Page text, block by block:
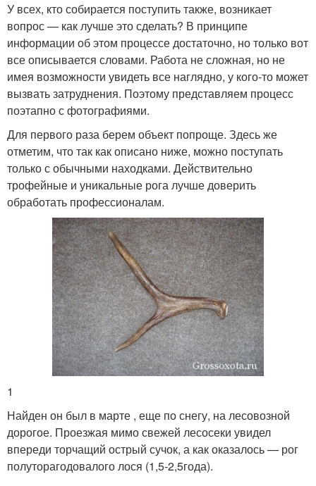
У всех, кто собирается поступить также, возникает
вопрос — как лучше это сделать? В принципе
информации об этом процессе достаточно, но только вот
все описывается словами. Работа не сложная, но не
имея возможности увидеть все наглядно, у кого-то может
вызвать затруднения. Поэтому представляем процесс
поэтапно с фотографиями.
Для первого раза берем объект попроще. Здесь же
отметим, что так как описано ниже, можно поступать
только с обычными находками. Действительно
трофейные и уникальные рога лучше доверить
обработать профессионалам.
1
Найден он был в марте , еще по снегу, на лесовозной
дорогое. Проезжая мимо свежей лесосеки увидел
впереди торчащий острый сучок, а как оказалось — рог
полуторагодовалого лося (1,5-2,5года).